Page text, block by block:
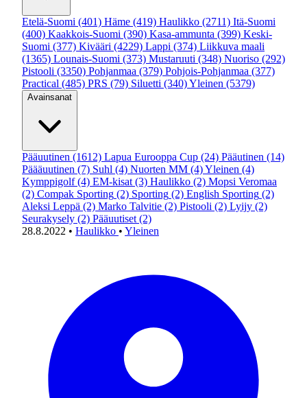
Etelä-Suomi (401) Häme (419) Haulikko (2711) Itä-Suomi
(400) Kaakkois-Suomi (390) Kasa-ammunta (399) Keski-
Suomi (377) Kivääri (4229) Lappi (374) Liikkuva maali
(1365) Lounais-Suomi (373) Mustaruuti (348) Nuoriso (292)
Pistooli (3350) Pohjanmaa (379) Pohjois-Pohjanmaa (377)
Practical (485) PRS (79) Siluetti (340)Yleinen (5379)
Avainsanat
Pääuutinen (1612) Lapua Eurooppa Cup (24) Pääutinen (14)
Päääuutinen (7) Suhl (4) Nuorten MM (4)Yleinen (4)
Kymppigolf (4) EM-kisat (3) Haulikko (2) Mopsi Veromaa
(2) Compak Sporting (2) Sporting (2) English Sporting (2)
Aleksi Leppä (2) Marko Talvitie (2) Pistooli (2) Lyijy (2)
Seurakysely (2) Pääuutiset (2)
28.8.2022 • Haulikko • Yleinen